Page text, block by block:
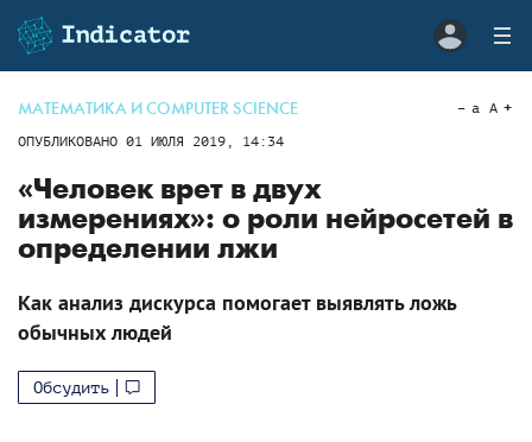
МАТЕМАТИКА И COMPUTER SCIENCE
ОПУБЛИКОВАНО 01 ИЮЛЯ 2019, 14:34
a A
«Человек врет в двух
измерениях»: о роли нейросетей в
определении лжи
Как анализ дискурса помогает выявлять ложь
обычных людей
Обсудить